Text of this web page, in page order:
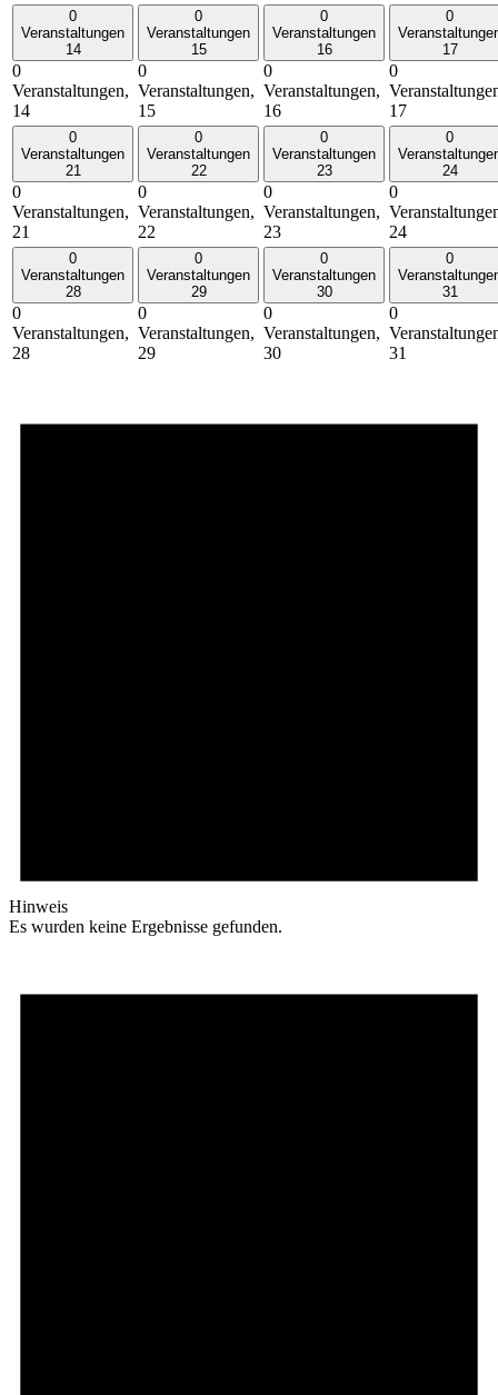
0
Veranstaltungen
14
0
Veranstaltungen,
14
0
Veranstaltungen
15
0
Veranstaltungen,
15
0
Veranstaltungen
16
0
Veranstaltungen,
16
0
17
0
17
0
Veranstaltungen
21
0
Veranstaltungen,
21
0
Veranstaltungen
22
0
Veranstaltungen,
22
0
Veranstaltungen
23
0
Veranstaltungen,
23
0
24
0
24
0
Veranstaltungen
28
0
Veranstaltungen,
28
0
Veranstaltungen
29
0
Veranstaltungen,
29
0
Veranstaltungen
30
0
Veranstaltungen,
30
0
31
0
31
Hinweis
Es wurden keine Ergebnisse gefunden.